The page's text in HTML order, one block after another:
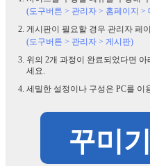
(도구버튼 > 관리자 > 홈페이지 >
게시판이 필요할 경우 관리자 페
(도구버튼 > 관리자 > 게시판)
위의 2개 과정이 완료되었다면
세요.
세밀한 설정이나 구성은 PC를 이
꾸미기